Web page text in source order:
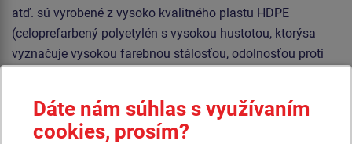
atď. sú vyrobené z vysoko kvalitného plastu HDPE
(celoprefarbený polyetylén s vysokou hustotou, ktorýsa
vyznačuje vysokou farebnou stálosťou, odolnosťou proti
úlomkami). Podesty sú vyrobené z HPL (vysokotlakový
laminát opatrený protišmykom, ktorý sa vyznačuje vysokou
Dáte nám súhlas s využívaním
cookies, prosím?